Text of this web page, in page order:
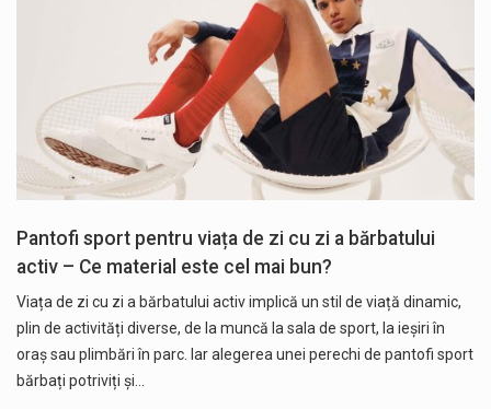
Pantofi sport pentru viața de zi cu zi a bărbatului
activ – Ce material este cel mai bun?
Viața de zi cu zi a bărbatului activ implică un stil de viață dinamic,
plin de activități diverse, de la muncă la sala de sport, la ieșiri în
oraș sau plimbări în parc. Iar alegerea unei perechi de pantofi sport
bărbați potriviți și…